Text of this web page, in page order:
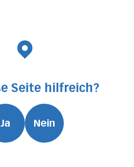
Seite hilfreich?
Ja Nein